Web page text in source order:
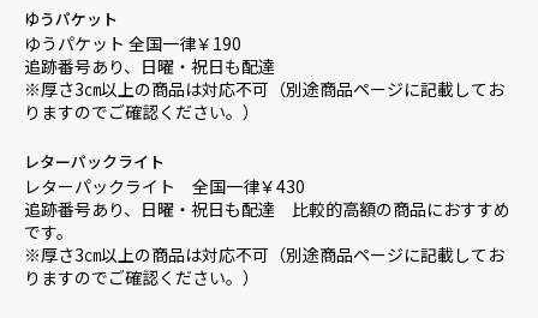
ゆうパケット
ゆうパケット 全国一律￥190
追跡番号あり、日曜・祝日も配達
※厚さ3㎝以上の商品は対応不可（別途商品ページに記載してお
りますのでご確認ください。）
レターパックライト
レターパックライト 全国一律￥430
追跡番号あり、日曜・祝日も配達 比較的高額の商品におすすめ
です。
※厚さ3㎝以上の商品は対応不可（別途商品ページに記載してお
りますのでご確認ください。）